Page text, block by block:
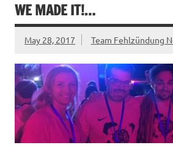
WE MADE IT!…
May 28, 2017 Team Fehlzündung